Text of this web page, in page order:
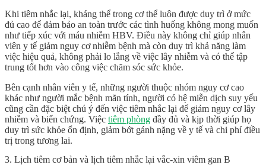
Khi tiêm nhắc lại, kháng thể trong cơ thể luôn được duy trì ở mức
đủ cao để đảm bảo an toàn trước các tình huống không mong muốn
như tiếp xúc với máu nhiễm HBV. Điều này không chỉ giúp nhân
viên y tế giảm nguy cơ nhiễm bệnh mà còn duy trì khả năng làm
việc hiệu quả, không phải lo lắng về việc lây nhiễm và có thể tập
trung tốt hơn vào công việc chăm sóc sức khỏe.
Bên cạnh nhân viên y tế, những người thuộc nhóm nguy cơ cao
khác như người mắc bệnh mãn tính, người có hệ miễn dịch suy yếu
cũng cần đặc biệt chú ý đến việc tiêm nhắc lại để giảm nguy cơ lây
nhiễm và biến chứng. Việc tiêm phòng đầy đủ và kịp thời giúp họ
duy trì sức khỏe ổn định, giảm bớt gánh nặng về y tế và chi phí điều
trị trong tương lai.
3. Lịch tiêm cơ bản và lịch tiêm nhắc lại vắc-xin viêm gan B